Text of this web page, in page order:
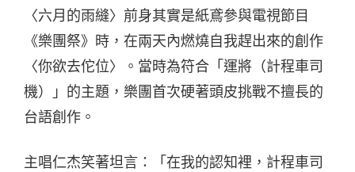
〈六月的雨縫〉前身其實是紙鳶參與電視節目
《樂團祭》時，在兩天內燃燒自我趕出來的創作
〈你欲去佗位〉。當時為符合「運將（計程車司
機）」的主題，樂團首次硬著頭皮挑戰不擅長的
台語創作。
主唱仁杰笑著坦言：「在我的認知裡，計程車司